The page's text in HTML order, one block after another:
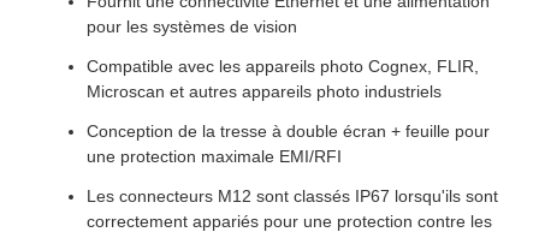
pour les systèmes de vision
Compatible avec les appareils photo Cognex, FLIR,
Microscan et autres appareils photo industriels
Conception de la tresse à double écran + feuille pour
une protection maximale EMI/RFI
Les connecteurs M12 sont classés IP67 lorsqu'ils sont
correctement appariés pour une protection contre les